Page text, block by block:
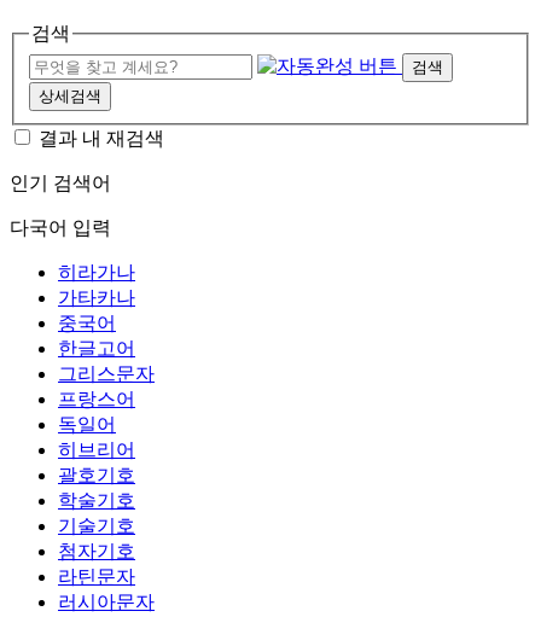
검색
검색
상세검색
결과 내 재검색
인기 검색어
다국어 입력
히라가나
가타카나
중국어
한글고어
그리스문자
프랑스어
독일어
히브리어
괄호기호
학술기호
기술기호
첨자기호
라틴문자
러시아문자